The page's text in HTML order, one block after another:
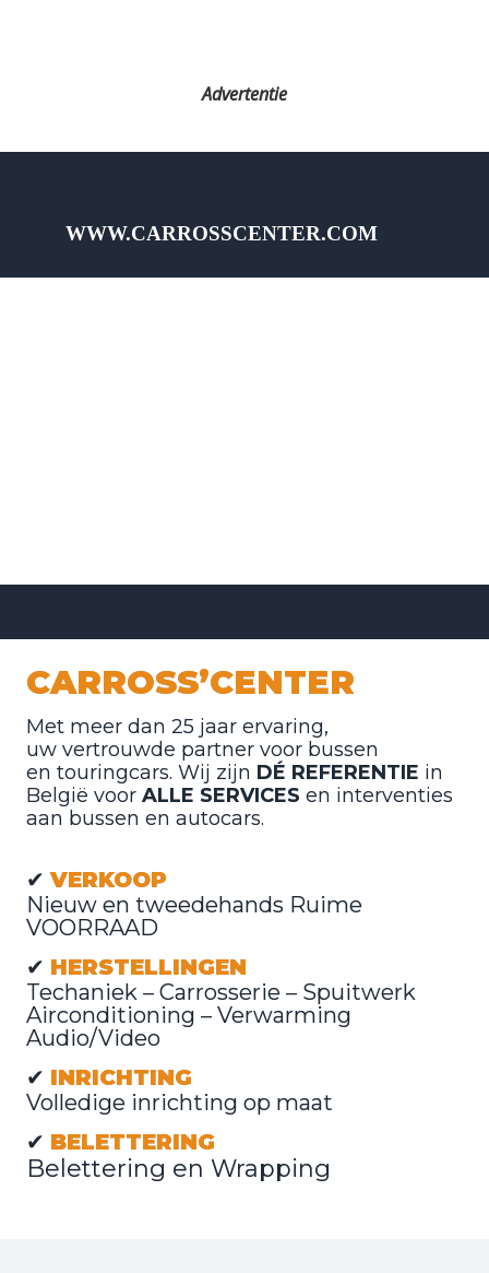
Advertentie
WWW.CARROSSCENTER.COM
CARROSS’CENTER
Met meer dan 25 jaar ervaring,
uw vertrouwde partner voor bussen
en touringcars. Wij zijn DÉ REFERENTIE in
België voor ALLE SERVICES en interventies
aan bussen en autocars.
✔ VERKOOP
Nieuw en tweedehands Ruime
VOORRAAD
✔ HERSTELLINGEN
Techaniek – Carrosserie – Spuitwerk
Airconditioning – Verwarming
Audio/Video
✔ INRICHTING
Volledige inrichting op maat
✔ BELETTERING
Belettering en Wrapping